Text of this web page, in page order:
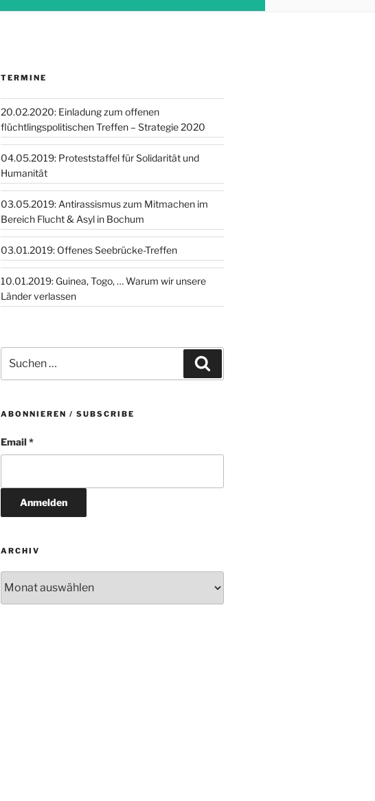
TERMINE
20.02.2020: Einladung zum offenen
flüchtlingspolitischen Treffen – Strategie 2020
04.05.2019: Proteststaffel für Solidarität und
Humanität
03.05.2019: Antirassismus zum Mitmachen im
Bereich Flucht & Asyl in Bochum
03.01.2019: Offenes Seebrücke-Treffen
10.01.2019: Guinea, Togo, … Warum wir unsere
Länder verlassen
nach:
ABONNIEREN / SUBSCRIBE
Email *
ARCHIV